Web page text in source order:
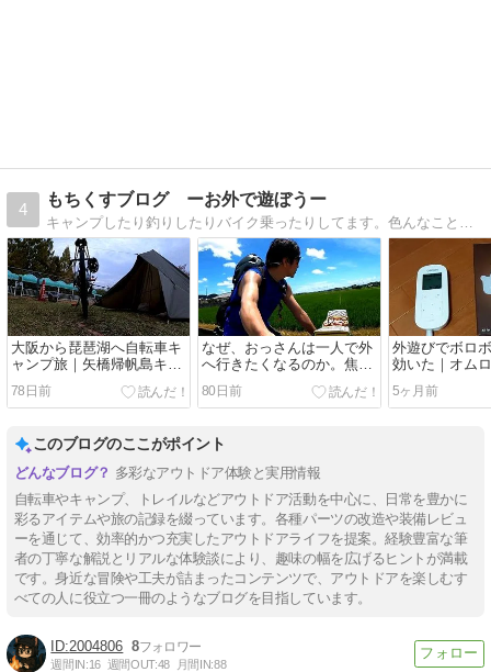
4
もちくすブログ ーお外で遊ぼうー
キャンプしたり釣りしたりバイク乗ったりしてます。色んなことに興味がありすぎて困るオジサンの雑記ブログです。
大阪から琵琶湖へ自転車キ
ャンプ旅｜矢橋帰帆島キャ
ンプ場でタープ泊してきた
78日前
なぜ、おっさんは一人で外
へ行きたくなるのか。焦燥
感と自由と、まだ何者かで
ありたい話
80日前
外遊びでボロ
効いた｜オム
低周波治療器
5ヶ月前
このブログのここがポイント
多彩なアウトドア体験と実用情報
自転車やキャンプ、トレイルなどアウトドア活動を中心に、日常を豊かに
彩るアイテムや旅の記録を綴っています。各種パーツの改造や装備レビュ
ーを通じて、効率的かつ充実したアウトドアライフを提案。経験豊富な筆
者の丁寧な解説とリアルな体験談により、趣味の幅を広げるヒントが満載
です。身近な冒険や工夫が詰まったコンテンツで、アウトドアを楽しむす
べての人に役立つ一冊のようなブログを目指しています。
2004806 8
週間IN:16 週間OUT:48 月間IN:88